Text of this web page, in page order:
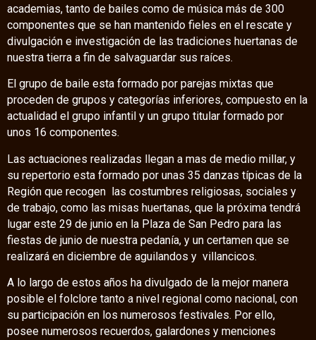
academias, tanto de bailes como de música más de 300
componentes que se han mantenido fieles en el rescate y
divulgación e investigación de las tradiciones huertanas de
nuestra tierra a fin de salvaguardar sus raíces.
El grupo de baile esta formado por parejas mixtas que
proceden de grupos y categorías inferiores, compuesto en la
actualidad el grupo infantil y un grupo titular formado por
unos 16 componentes.
Las actuaciones realizadas llegan a mas de medio millar, y
su repertorio esta formado por unas 35 danzas típicas de la
Región que recogen las costumbres religiosas, sociales y
de trabajo, como las misas huertanas, que la próxima tendrá
lugar este 29 de junio en la Plaza de San Pedro para las
fiestas de junio de nuestra pedanía, y un certamen que se
realizará en diciembre de aguilandos y villancicos.
A lo largo de estos años ha divulgado de la mejor manera
posible el folclore tanto a nivel regional como nacional, con
su participación en los numerosos festivales. Por ello,
posee numerosos recuerdos, galardones y menciones